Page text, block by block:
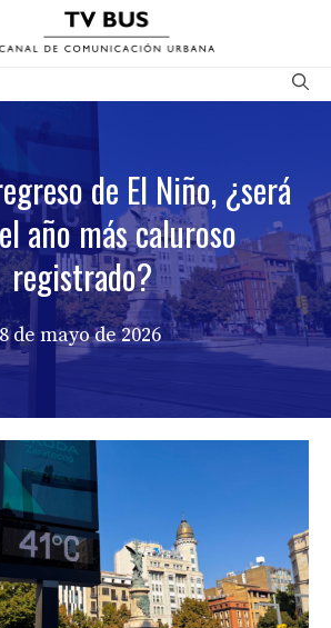
de El Niño, ¿será
año más caluroso
registrado?
de mayo de 2026